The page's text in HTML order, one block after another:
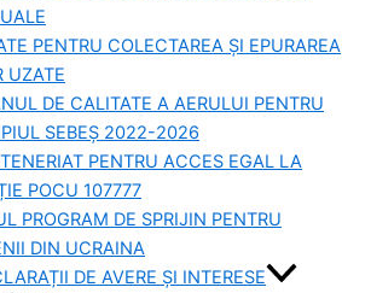
PENTRU COLECTAREA ȘI EPURAREA
UZATE
DE CALITATE A AERULUI PENTRU
SEBEȘ 2022-2026
PENTRU ACCES EGAL LA
POCU 107777
PROGRAM DE SPRIJIN PENTRU
DIN UCRAINA
DE AVERE ȘI INTERESE